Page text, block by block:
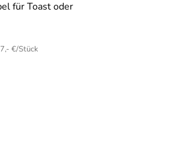
für Toast oder
€/Stück